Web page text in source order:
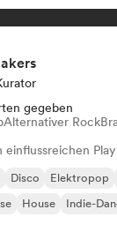
gegeben
Alternativer Rock
einflussreichen
Disco Elektropop
House Indie-